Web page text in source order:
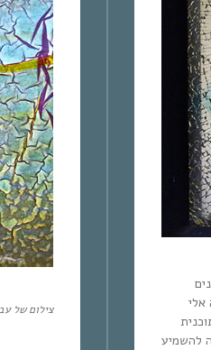
צילום של
אלי
להשמיע